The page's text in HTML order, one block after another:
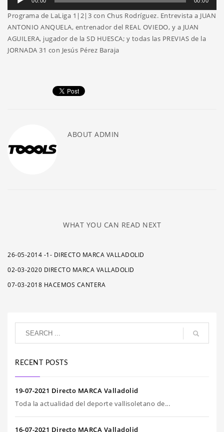
audio
Programa de LaLiga 1|2|3 con Chus Rodríguez. Entrevista a JUAN
ANTONIO ANQUELA, entrenador del REAL OVIEDO, y a JUAN
AGUILERA, jugador de la SD HUESCA; y todas las PREVIAS de la
JORNADA 31 con Jesús Pérez Baraja
ABOUT ADMIN
WHAT YOU CAN READ NEXT
26-05-2014 -1- DIRECTO MARCA VALLADOLID
02-03-2020 DIRECTO MARCA VALLADOLID
07-03-2018 HACEMOS CANTERA
RECENT POSTS
19-07-2021 Directo MARCA Valladolid
Toda la actualidad del deporte vallisoletano de...
16-07-2021 Directo MARCA Valladolid